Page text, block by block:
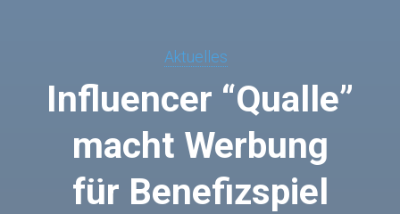
Aktuelles
Influencer “Qualle”
macht Werbung
für Benefizspiel